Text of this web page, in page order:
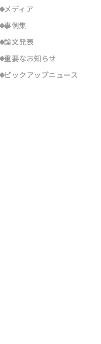
メディア
事例集
論文発表
重要なお知らせ
ピックアップニュース